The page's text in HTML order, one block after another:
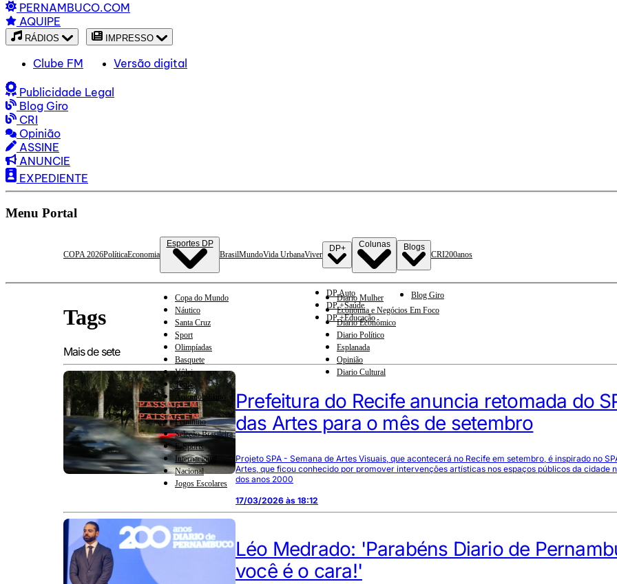
PERNAMBUCO.COM
AQUIPE
RÁDIOS
Clube FM
IMPRESSO
Versão digital
Publicidade Legal
Blog Giro
CRI
Opinião
ASSINE
ANUNCIE
EXPEDIENTE
Menu Portal
COPA 2026PolíticaEconomia
Esportes DP
Copa do Mundo
Náutico
Santa Cruz
Sport
Olimpíadas
Basquete
Vôlei
Tênis
Automobilismo
Interior
Feminino
Seleção Brasileira
E-Sports
Internacional
Nacional
Jogos Escolares
BrasilMundoVida UrbanaViver
DP+
DP Auto
DP +Saúde
DP +Educação
Colunas
Diario Mulher
Economia e Negócios Em Foco
Diario Econômico
Diario Político
Esplanada
Opinião
Diario Cultural
Blogs
Blog Giro
CRI200anos
Tags
Mais de sete
Prefeitura do Recife anuncia retomada do
das Artes para o mês de setembro
Projeto SPA - Semana de Artes Visuais, que acontecerá no Recife em setembro, é inspirado no
Artes, que ficou conhecido por promover intervenções artísticas nos espaços públicos da cidade
dos anos 2000
17/03/2026 às 18:12
Léo Medrado: 'Parabéns Diario de
você é o cara!'